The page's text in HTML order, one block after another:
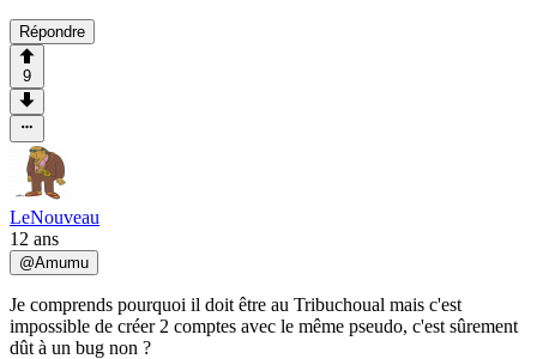
Répondre
9
LeNouveau
12 ans
@Amumu
Je comprends pourquoi il doit être au Tribuchoual mais c'est
impossible de créer 2 comptes avec le même pseudo, c'est sûrement
dût à un bug non ?